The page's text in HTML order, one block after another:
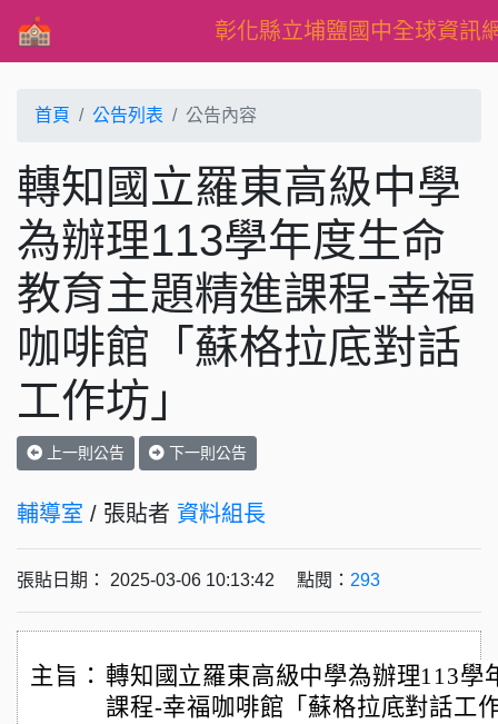
彰化縣立埔鹽國中全球資訊
首頁 公告列表 公告內容
轉知國立羅東高級中學
為辦理113學年度生命
教育主題精進課程-幸福
咖啡館「蘇格拉底對話
工作坊」
上一則公告 下一則公告
輔導室 / 張貼者 資料組長
張貼日期： 2025-03-06 10:13:42 點閱： 293
主旨： 轉知國立羅東高級中學為辦理113學
課程-幸福咖啡館「蘇格拉底對話工